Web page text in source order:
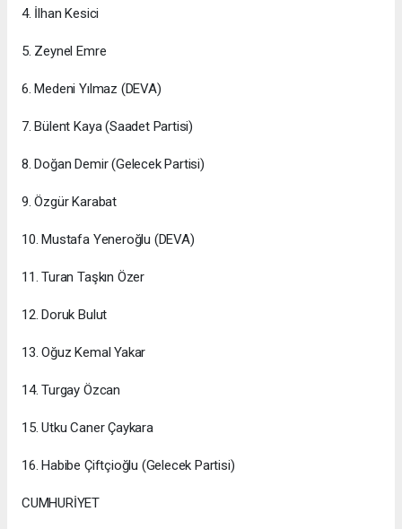
4. İlhan Kesici
5. Zeynel Emre
6. Medeni Yılmaz (DEVA)
7. Bülent Kaya (Saadet Partisi)
8. Doğan Demir (Gelecek Partisi)
9. Özgür Karabat
10. Mustafa Yeneroğlu (DEVA)
11. Turan Taşkın Özer
12. Doruk Bulut
13. Oğuz Kemal Yakar
14. Turgay Özcan
15. Utku Caner Çaykara
16. Habibe Çiftçioğlu (Gelecek Partisi)
CUMHURİYET